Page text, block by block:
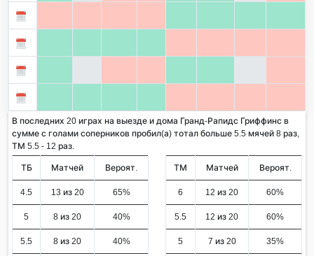
В последних 20 играх на выезде и дома Гранд-Рапидс Гриффинс в
сумме с голами соперников пробил(а) тотал больше 5.5 мячей 8 раз,
ТМ 5.5 - 12 раз.
ТБ Матчей Вероят.
4.5 13 из 20 65%
5 8 из 20 40%
5.5 8 из 20 40%
ТМ Матчей Вероят.
6 12 из 20 60%
5.5 12 из 20 60%
5 7 из 20 35%